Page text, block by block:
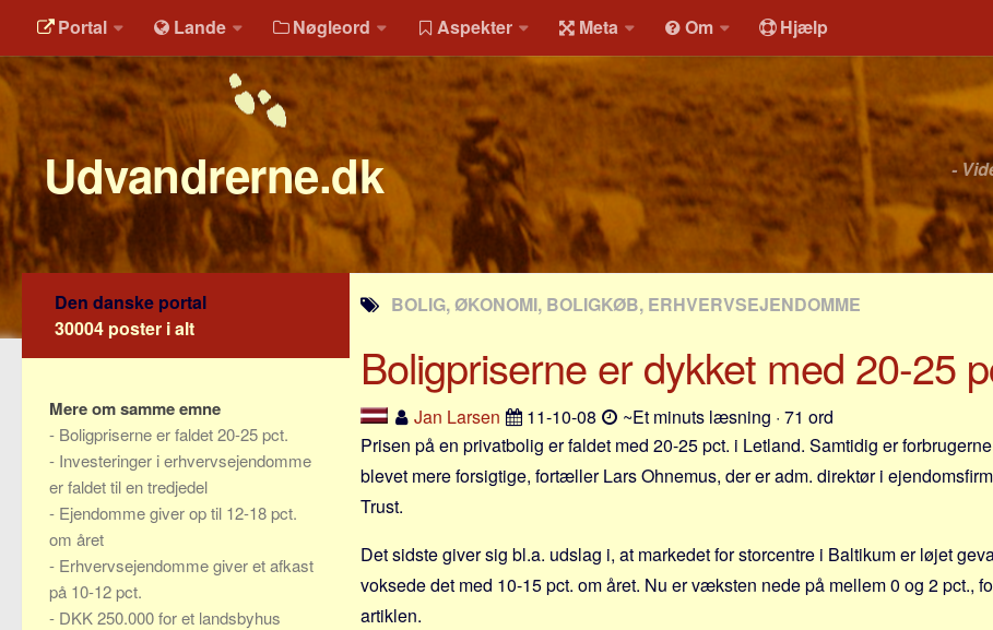
Portal Lande Nøgleord Aspekter Meta Om Hjælp
Udvandrerne.dk -
BOLIG, ØKONOMI, BOLIGKØB, ERHVERVSEJENDOMME
Boligpriserne er dykket med 20-25
Jan Larsen 11-10-08
~Et minuts læsning · 71 ord
Prisen på en privatbolig er faldet med 20-25 pct. i Letland. Samtidig er
blevet mere forsigtige, fortæller Lars Ohnemus, der er adm. direktør i
Trust.
Det sidste giver sig bl.a. udslag i, at markedet for storcentre i Baltikum er løjet
voksede det med 10-15 pct. om året. Nu er væksten nede på mellem 0 og 2 pct.,
artiklen.
Den danske portal
30004 poster i alt
Mere om samme emne
- Boligpriserne er faldet 20-25 pct.
- Investeringer i erhvervsejendomme
er faldet til en tredjedel
- Ejendomme giver op til 12-18 pct.
om året
- Erhvervsejendomme giver et afkast
på 10-12 pct.
- DKK 250.000 for et landsbyhus